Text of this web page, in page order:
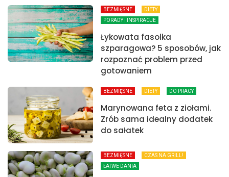
BEZMIĘSNE
DIETY
PORADY I INSPIRACJE
Łykowata fasolka
szparagowa? 5 sposobów, jak
rozpoznać problem przed
gotowaniem
BEZMIĘSNE DIETY DO PRACY
Marynowana feta z ziołami.
Zrób sama idealny dodatek
do sałatek
BEZMIĘSNE
CZAS NA GRILL!
ŁATWE DANIA